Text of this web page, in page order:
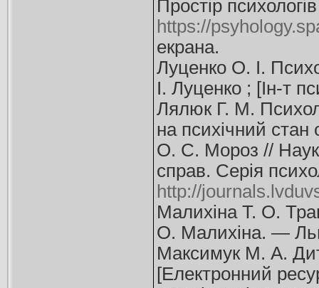
Простір
https://
екрана.
Луценко О. І.
І. Луценко ; [Ін-т
Лялюк Г. М.
на психічний
О. С. Мороз //
справ. Серія
http://
Малихіна Т. О.
О. Малихіна. —
Максимук М. А.
[Електронний